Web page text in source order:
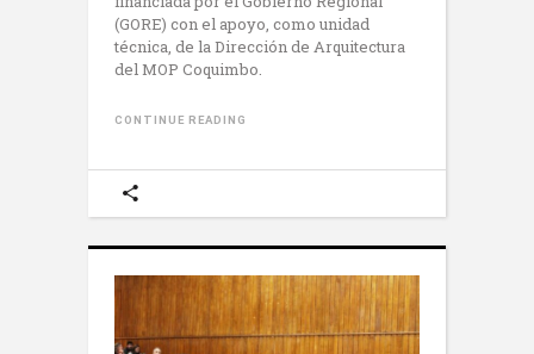
(GORE) con el apoyo, como unidad
técnica, de la Dirección de Arquitectura
del MOP Coquimbo.
CONTINUE READING